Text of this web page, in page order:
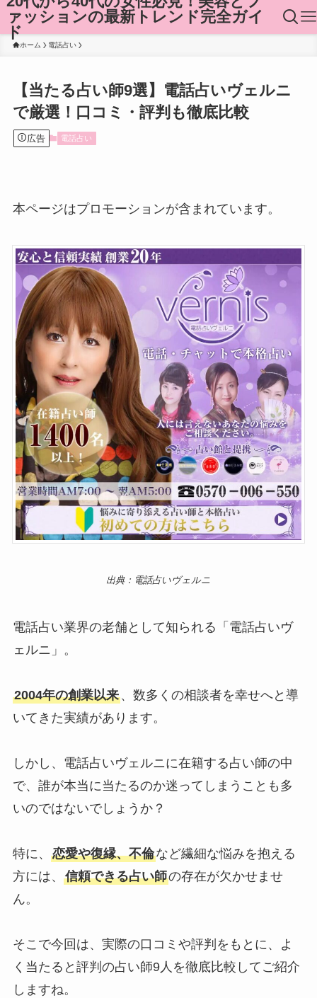
ァッションの最新トレンド完全ガイ
ド
ホーム 電話占い
【当たる占い師9選】電話占いヴェルニ
で厳選！口コミ・評判も徹底比較
広告 電話占い
本ページはプロモーションが含まれています。
出典：電話占いヴェルニ
電話占い業界の老舗として知られる「電話占いヴ
ェルニ」。
2004年の創業以来、数多くの相談者を幸せへと導
いてきた実績があります。
しかし、電話占いヴェルニに在籍する占い師の中
で、誰が本当に当たるのか迷ってしまうことも多
いのではないでしょうか？
特に、 恋愛や復縁、不倫など繊細な悩みを抱える
方には、 信頼できる占い師の存在が欠かせませ
ん。
そこで今回は、実際の口コミや評判をもとに、よ
く当たると評判の占い師9人を徹底比較してご紹介
しますね。